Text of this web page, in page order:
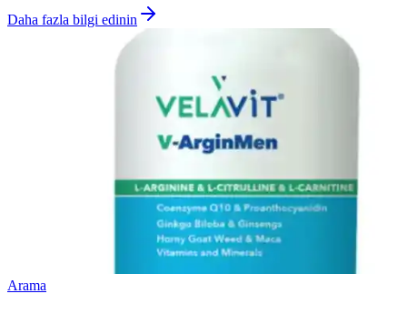
Daha fazla bilgi edinin
Arama